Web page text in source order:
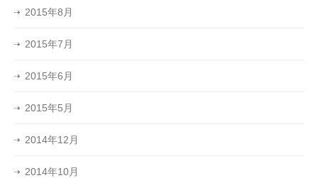
2015年8月
2015年7月
2015年6月
2015年5月
2014年12月
2014年10月